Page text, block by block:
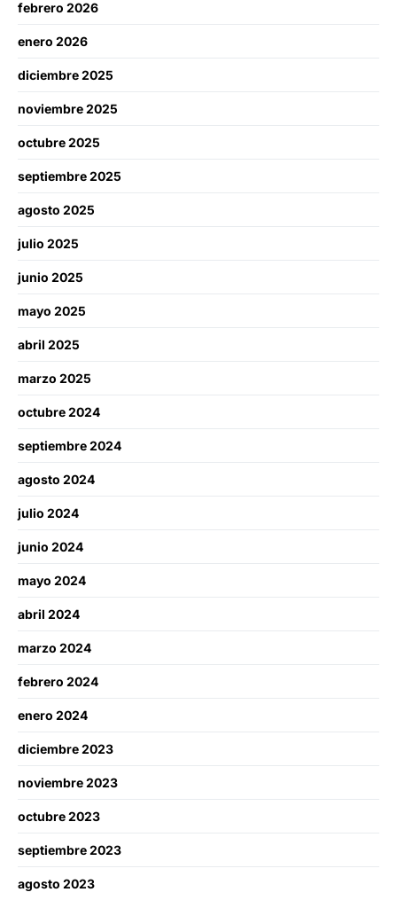
febrero 2026
enero 2026
diciembre 2025
noviembre 2025
octubre 2025
septiembre 2025
agosto 2025
julio 2025
junio 2025
mayo 2025
abril 2025
marzo 2025
octubre 2024
septiembre 2024
agosto 2024
julio 2024
junio 2024
mayo 2024
abril 2024
marzo 2024
febrero 2024
enero 2024
diciembre 2023
noviembre 2023
octubre 2023
septiembre 2023
agosto 2023